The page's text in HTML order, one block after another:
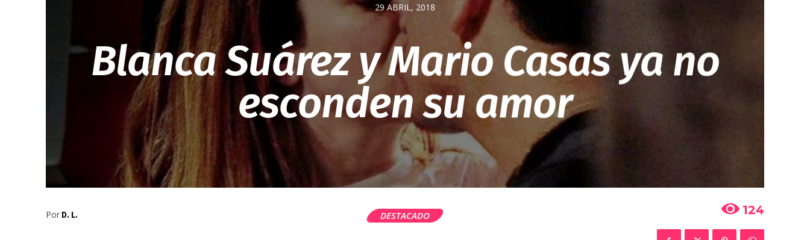
29 ABRIL, 2018
Blanca Suárez y Mario Casas ya no
esconden su amor
Por D. L. DESTACADO 124